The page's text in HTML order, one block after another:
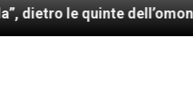
dell’omonimo film di